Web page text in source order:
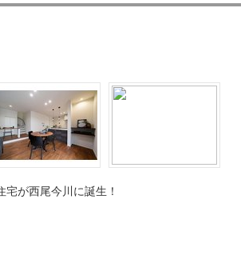
が西尾今川に誕生！